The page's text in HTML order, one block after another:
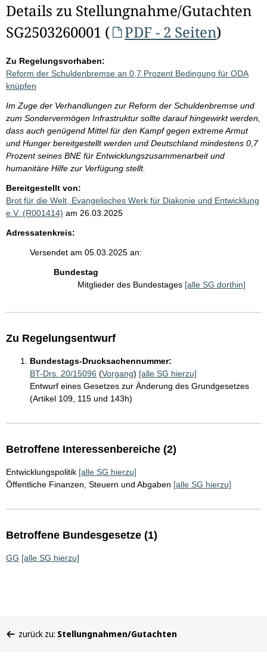
Details zu Stellungnahme/Gutachten
SG2503260001 (
PDF - 2 Seiten)
Zu Regelungsvorhaben:
Reform der Schuldenbremse an 0,7 Prozent Bedingung für ODA
knüpfen
Im Zuge der Verhandlungen zur Reform der Schuldenbremse und
zum Sondervermögen Infrastruktur sollte darauf hingewirkt werden,
dass auch genügend Mittel für den Kampf gegen extreme Armut
und Hunger bereitgestellt werden und Deutschland mindestens 0,7
Prozent seines BNE für Entwicklungszusammenarbeit und
humanitäre Hilfe zur Verfügung stellt.
Bereitgestellt von:
Brot für die Welt, Evangelisches Werk für Diakonie und Entwicklung
e.V. (R001414) am 26.03.2025
Adressatenkreis:
Versendet am 05.03.2025 an:
Bundestag
Mitglieder des Bundestages [alle SG dorthin]
Zu Regelungsentwurf
Bundestags-Drucksachennummer:
BT-Drs. 20/15096 (Vorgang) [alle SG hierzu]
Entwurf eines Gesetzes zur Änderung des Grundgesetzes
(Artikel 109, 115 und 143h)
Betroffene Interessenbereiche (2)
Entwicklungspolitik [alle SG hierzu]
Öffentliche Finanzen, Steuern und Abgaben [alle SG hierzu]
Betroffene Bundesgesetze (1)
GG [alle SG hierzu]
befinden
zurück zu: Stellungnahmen/Gutachten